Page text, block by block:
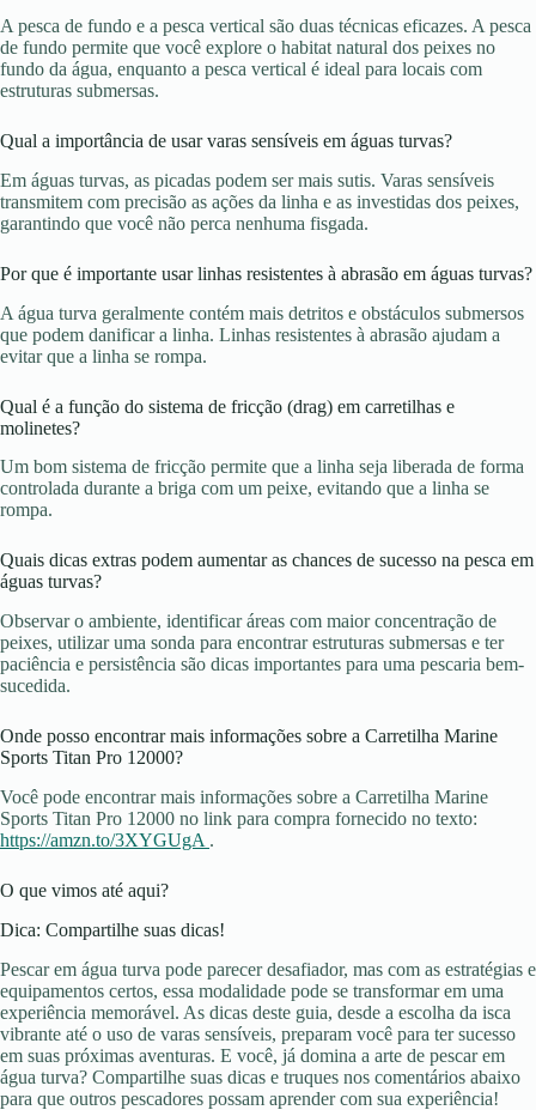
A pesca de fundo e a pesca vertical são duas técnicas eficazes. A pesca
de fundo permite que você explore o habitat natural dos peixes no
fundo da água, enquanto a pesca vertical é ideal para locais com
estruturas submersas.
Qual a importância de usar varas sensíveis em águas turvas?
Em águas turvas, as picadas podem ser mais sutis. Varas sensíveis
transmitem com precisão as ações da linha e as investidas dos peixes,
garantindo que você não perca nenhuma fisgada.
Por que é importante usar linhas resistentes à abrasão em águas turvas?
A água turva geralmente contém mais detritos e obstáculos submersos
que podem danificar a linha. Linhas resistentes à abrasão ajudam a
evitar que a linha se rompa.
Qual é a função do sistema de fricção (drag) em carretilhas e
molinetes?
Um bom sistema de fricção permite que a linha seja liberada de forma
controlada durante a briga com um peixe, evitando que a linha se
rompa.
Quais dicas extras podem aumentar as chances de sucesso na pesca em
águas turvas?
Observar o ambiente, identificar áreas com maior concentração de
peixes, utilizar uma sonda para encontrar estruturas submersas e ter
paciência e persistência são dicas importantes para uma pescaria bem-
sucedida.
Onde posso encontrar mais informações sobre a Carretilha Marine
Sports Titan Pro 12000?
Você pode encontrar mais informações sobre a Carretilha Marine
Sports Titan Pro 12000 no link para compra fornecido no texto:
https://amzn.to/3XYGUgA .
O que vimos até aqui?
Dica: Compartilhe suas dicas!
Pescar em água turva pode parecer desafiador, mas com as estratégias e
equipamentos certos, essa modalidade pode se transformar em uma
experiência memorável. As dicas deste guia, desde a escolha da isca
vibrante até o uso de varas sensíveis, preparam você para ter sucesso
em suas próximas aventuras. E você, já domina a arte de pescar em
água turva? Compartilhe suas dicas e truques nos comentários abaixo
para que outros pescadores possam aprender com sua experiência!